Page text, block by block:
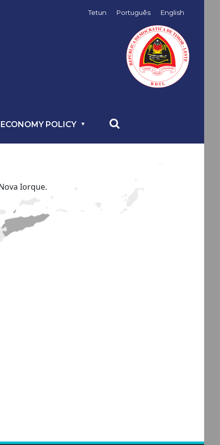
English
Português
Tetun
POLICY
Iorque.